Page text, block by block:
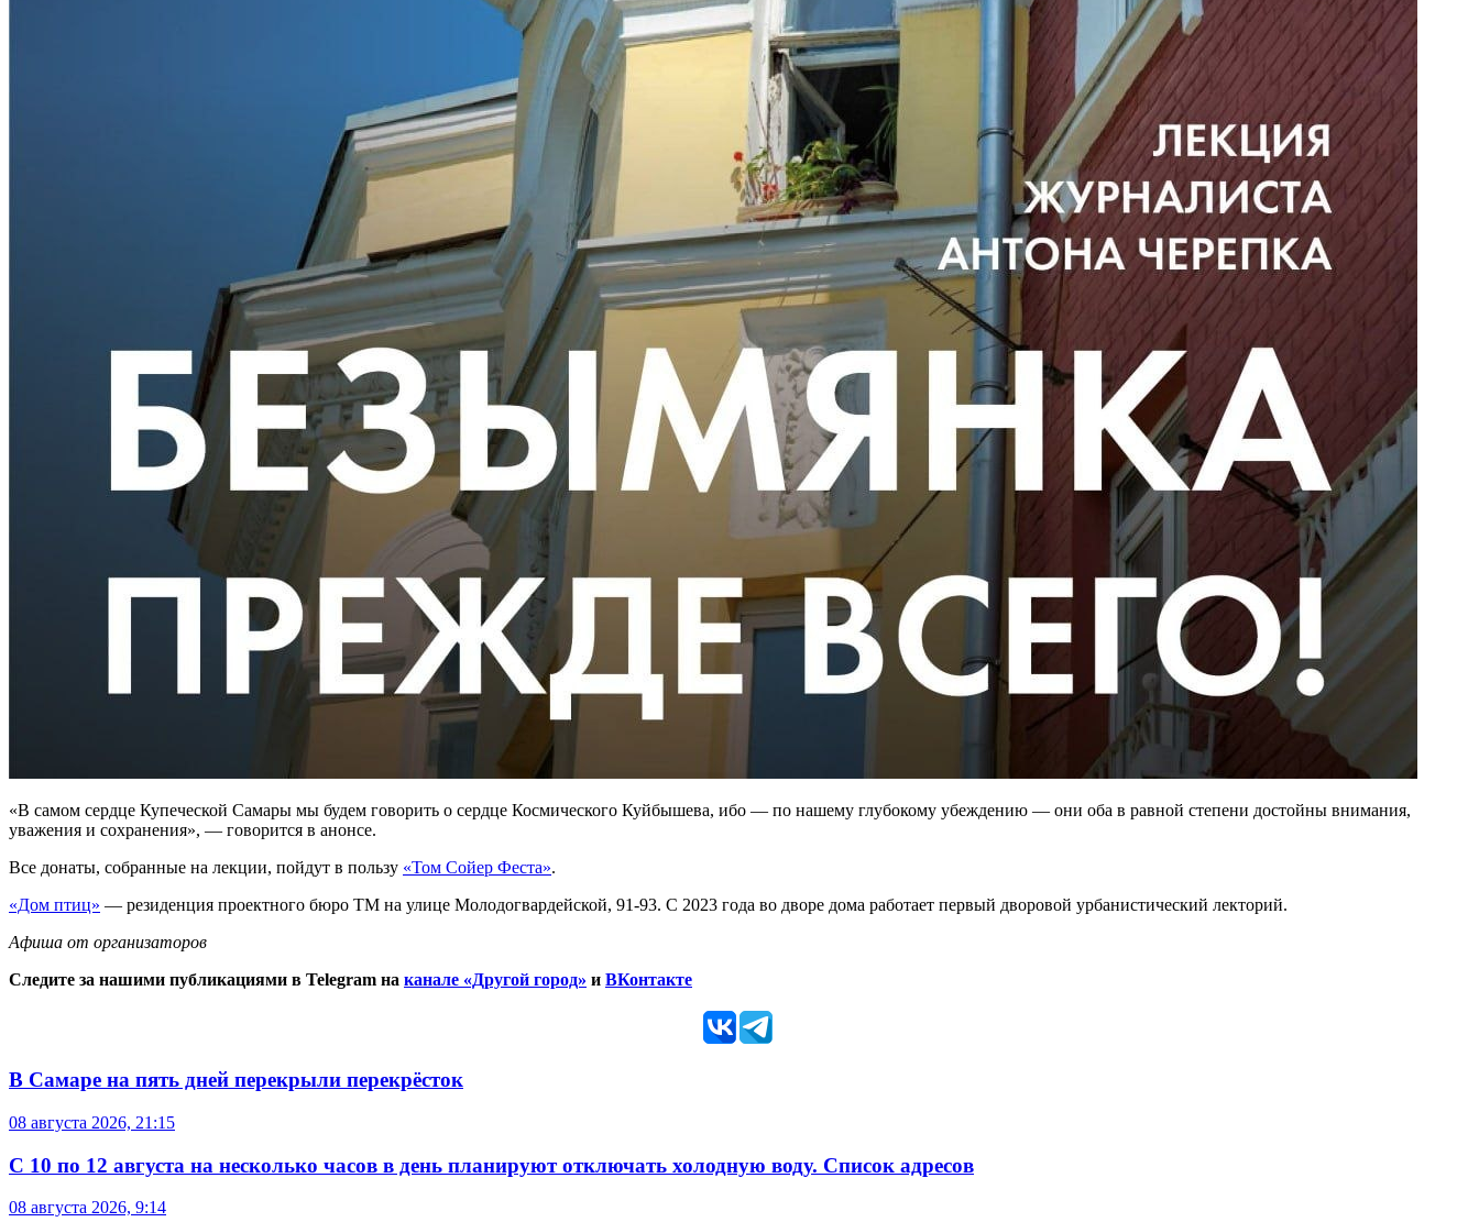
«В самом сердце Купеческой Самары мы будем говорить о сердце Космического Куйбышева, ибо — по нашему глубокому убеждению — они оба в равной степени достойны внимания,
уважения и сохранения», — говорится в анонсе.
Все донаты, собранные на лекции, пойдут в пользу «Том Сойер Феста».
«Дом птиц» — резиденция проектного бюро ТМ на улице Молодогвардейской, 91-93. С 2023 года во дворе дома работает первый дворовой урбанистический лекторий.
Афиша от организаторов
Следите за нашими публикациями в Telegram на канале «Другой город» и ВКонтакте
В Самаре на пять дней перекрыли перекрёсток
08 августа 2026, 21:15
С 10 по 12 августа на несколько часов в день планируют отключать холодную воду. Список адресов
08 августа 2026, 9:14